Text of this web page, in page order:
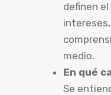
definen
medio.
En qué
Se